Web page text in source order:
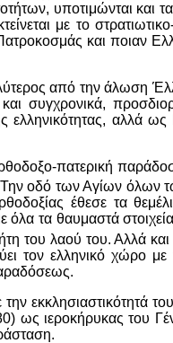
υποτιμώνται και
με το
και ποιαν
από την άλωση
συγχρονικά,
ελληνικότητας, αλλά
πατερική
οδό των Αγίων όλων
έθεσε τα
όλα τα θαυμαστά
του λαού του. Αλλά
τον ελληνικό χώρο με
εκκλησιαστικότητά
ως ιεροκήρυκας του